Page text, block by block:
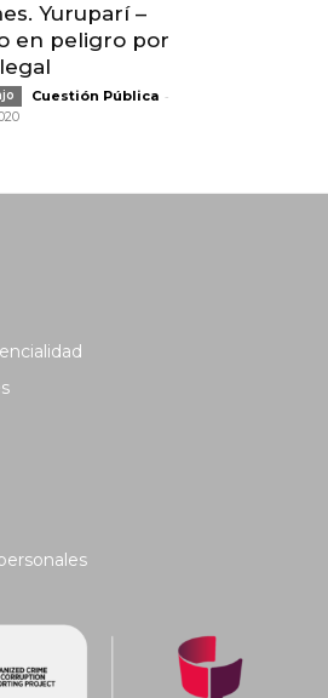
Yuruparí –
en peligro por
Cuestión Pública -